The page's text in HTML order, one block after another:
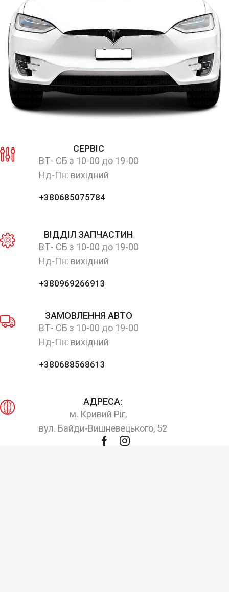
СЕРВІС
ВТ- СБ з 10-00 до 19-00
Нд-Пн: вихідний
+380685075784
ВІДДІЛ ЗАПЧАСТИН
ВТ- СБ з 10-00 до 19-00
Нд-Пн: вихідний
+380969266913
ЗАМОВЛЕННЯ АВТО
ВТ- СБ з 10-00 до 19-00
Нд-Пн: вихідний
+380688568613
АДРЕСА:
м. Кривий Ріг,
вул. Байди-Вишневецького, 52
FacebookInstagram